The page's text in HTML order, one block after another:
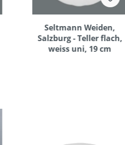
Seltmann Weiden,
Salzburg - Teller flach,
weiss uni, 19 cm